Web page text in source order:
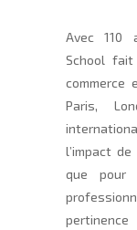
Avec 110
School
commerce
Paris,
l’impact
que pour